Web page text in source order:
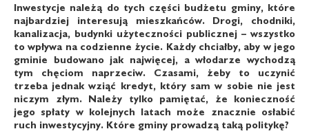
Inwestycje należą do tych części budżetu gminy, które
najbardziej interesują mieszkańców. Drogi, chodniki,
kanalizacja, budynki użyteczności publicznej – wszystko
to wpływa na codzienne życie. Każdy chciałby, aby w jego
gminie budowano jak najwięcej, a włodarze wychodzą
tym chęciom naprzeciw. Czasami, żeby to uczynić
trzeba jednak wziąć kredyt, który sam w sobie nie jest
niczym złym. Należy tylko pamiętać, że konieczność
jego spłaty w kolejnych latach może znacznie osłabić
ruch inwestycyjny. Które gminy prowadzą taką politykę?